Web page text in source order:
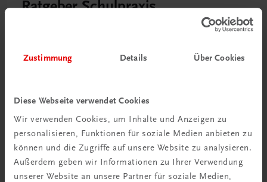
Zustimmung Details Über Cookies
Diese Webseite verwendet Cookies
Wir verwenden Cookies, um Inhalte und Anzeigen zu
personalisieren, Funktionen für soziale Medien anbieten zu
können und die Zugriffe auf unsere Website zu analysieren.
Außerdem geben wir Informationen zu Ihrer Verwendung
unserer Website an unsere Partner für soziale Medien,
Ratgeber Schulpraxis